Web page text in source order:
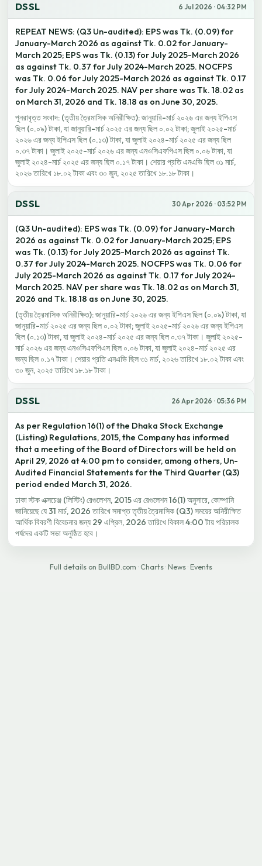
DSSL 6 Jul 2026 · 04:32 PM
REPEAT NEWS: (Q3 Un-audited): EPS was Tk. (0.09) for
January-March 2026 as against Tk. 0.02 for January-
March 2025; EPS was Tk. (0.13) for July 2025-March 2026
as against Tk. 0.37 for July 2024-March 2025. NOCFPS
was Tk. 0.06 for July 2025-March 2026 as against Tk. 0.17
for July 2024-March 2025. NAV per share was Tk. 18.02 as
on March 31, 2026 and Tk. 18.18 as on June 30, 2025.
পুনরাবৃত্ত সংবাদ: (তৃতীয় ত্রৈমাসিক অনিরীক্ষিত): জানুয়ারি-মার্চ ২০২৬ এর জন্য ইপিএস
ছিল (০.০৯) টাকা, যা জানুয়ারি-মার্চ ২০২৫ এর জন্য ছিল ০.০২ টাকা; জুলাই ২০২৫-মার্চ
২০২৬ এর জন্য ইপিএস ছিল (০.১৩) টাকা, যা জুলাই ২০২৪-মার্চ ২০২৫ এর জন্য ছিল
০.৩৭ টাকা। জুলাই ২০২৫-মার্চ ২০২৬ এর জন্য এনওসিএফপিএস ছিল ০.০৬ টাকা, যা
জুলাই ২০২৪-মার্চ ২০২৫ এর জন্য ছিল ০.১৭ টাকা। শেয়ার প্রতি এনএভি ছিল ৩১ মার্চ,
২০২৬ তারিখে ১৮.০২ টাকা এবং ৩০ জুন, ২০২৫ তারিখে ১৮.১৮ টাকা।
DSSL 30 Apr 2026 · 03:52 PM
(Q3 Un-audited): EPS was Tk. (0.09) for January-March
2026 as against Tk. 0.02 for January-March 2025; EPS
was Tk. (0.13) for July 2025-March 2026 as against Tk.
0.37 for July 2024-March 2025. NOCFPS was Tk. 0.06 for
July 2025-March 2026 as against Tk. 0.17 for July 2024-
March 2025. NAV per share was Tk. 18.02 as on March 31,
2026 and Tk. 18.18 as on June 30, 2025.
(তৃতীয় ত্রৈমাসিক অনিরীক্ষিত): জানুয়ারি-মার্চ ২০২৬ এর জন্য ইপিএস ছিল (০.০৯) টাকা, যা
জানুয়ারি-মার্চ ২০২৫ এর জন্য ছিল ০.০২ টাকা; জুলাই ২০২৫-মার্চ ২০২৬ এর জন্য ইপিএস
ছিল (০.১৩) টাকা, যা জুলাই ২০২৪-মার্চ ২০২৫ এর জন্য ছিল ০.৩৭ টাকা। জুলাই ২০২৫-
মার্চ ২০২৬ এর জন্য এনওসিএফপিএস ছিল ০.০৬ টাকা, যা জুলাই ২০২৪-মার্চ ২০২৫ এর
জন্য ছিল ০.১৭ টাকা। শেয়ার প্রতি এনএভি ছিল ৩১ মার্চ, ২০২৬ তারিখে ১৮.০২ টাকা এবং
৩০ জুন, ২০২৫ তারিখে ১৮.১৮ টাকা।
DSSL 26 Apr 2026 · 05:36 PM
As per Regulation 16(1) of the Dhaka Stock Exchange
(Listing) Regulations, 2015, the Company has informed
that a meeting of the Board of Directors will be held on
April 29, 2026 at 4:00 pm to consider, among others, Un-
Audited Financial Statements for the Third Quarter (Q3)
period ended March 31, 2026.
ঢাকা স্টক এক্সচেঞ্জ (লিস্টিং) রেগুলেশন, 2015 এর রেগুলেশন 16(1) অনুসারে, কোম্পানি
জানিয়েছে যে 31 মার্চ, 2026 তারিখে সমাপ্ত তৃতীয় ত্রৈমাসিক (Q3) সময়ের অনিরীক্ষিত
আর্থিক বিবরণী বিবেচনার জন্য 29 এপ্রিল, 2026 তারিখে বিকাল 4:00 টায় পরিচালক
পর্ষদের একটি সভা অনুষ্ঠিত হবে।
Full details on BullBD.com · Charts · News · Events